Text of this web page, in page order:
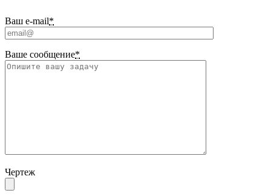
Ваш e-mail*
Ваше сообщение*
Чертеж